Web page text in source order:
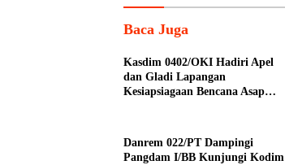
Baca Juga
Kasdim 0402/OKI Hadiri Apel
dan Gladi Lapangan
Kesiapsiagaan Bencana Asap
Danrem 022/PT Dampingi
Pangdam I/BB Kunjungi Kodim